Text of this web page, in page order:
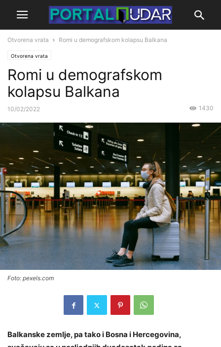
Otvorena vrata Romi u demografskom kolapsu Balkana
Otvorena vrata
Romi u demografskom
kolapsu Balkana
10/02/2022 1430
Foto: pexels.com
Balkanske zemlje, pa tako i Bosna i Hercegovina,